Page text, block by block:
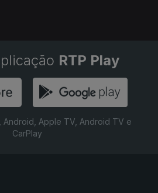
RTP Play
Android, Apple TV, Android TV e
CarPlay